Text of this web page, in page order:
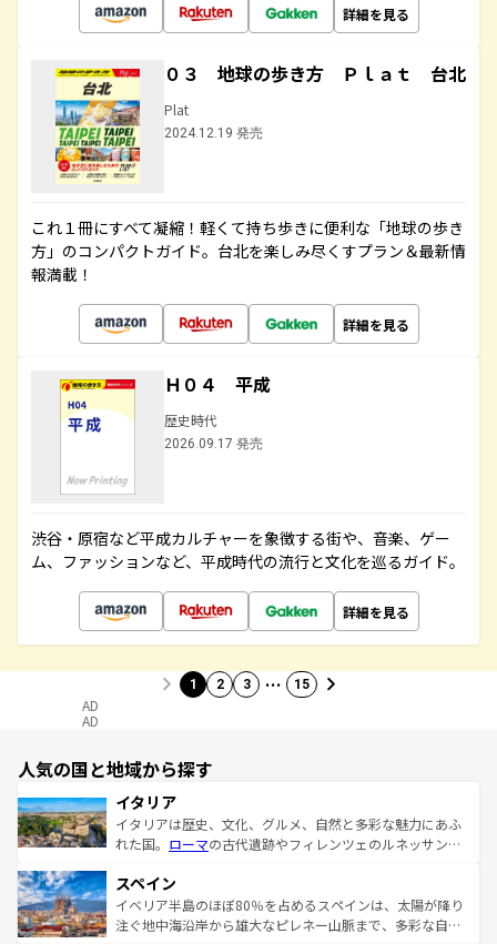
詳細を見る
０３ 地球の歩き方 Ｐｌａｔ 台北
Plat
2024.12.19 発売
これ１冊にすべて凝縮！軽くて持ち歩きに便利な「地球の歩き
方」のコンパクトガイド。台北を楽しみ尽くすプラン＆最新情
報満載！
詳細を見る
Ｈ０４ 平成
歴史時代
2026.09.17 発売
渋谷・原宿など平成カルチャーを象徴する街や、音楽、ゲー
ム、ファッションなど、平成時代の流行と文化を巡るガイド。
詳細を見る
1 2 3 … 15
AD
AD
人気の国と地域から探す
イタリア
イタリアは歴史、文化、グルメ、自然と多彩な魅力にあふ
れた国。 ローマの古代遺跡やフィレンツェのルネッサンス
ろん、トスカーナの美しい田園風景やアマルフィ海岸の絶
景など、自然景観も見逃せない。観光の合間には、本場の
ピザやパスタなど、絶品のイタリア料理を堪能することも
スペイン
イベリア半島のほぼ80％を占めるスペインは、太陽が降り
注ぐ地中海沿岸から雄大なピレネー山脈まで、多彩な自然